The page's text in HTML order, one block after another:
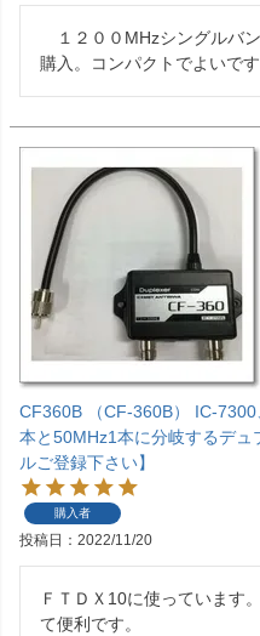
１２００MHzシングルバ
購入。コンパクトでよいです
CF360B （CF-360B） IC-
本と50MHz1本に分岐するデ
ルご登録下さい】
購入者
投稿日 2022/11/20
ＦＴＤＸ10に使っています
て便利です。